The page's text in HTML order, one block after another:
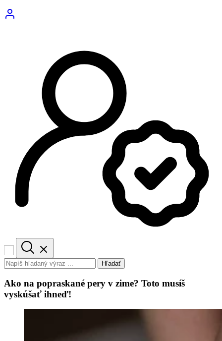
Hľadať
Ako na popraskané pery v zime? Toto musíš
vyskúšať ihneď!